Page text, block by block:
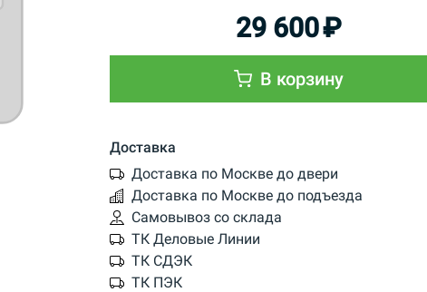
29 600₽
В корзину
Доставка
Доставка по Москве до двери
Доставка по Москве до подъезда
Самовывоз со склада
ТК Деловые Линии
ТК СДЭК
ТК ПЭК